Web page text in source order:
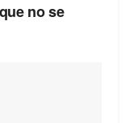
no se